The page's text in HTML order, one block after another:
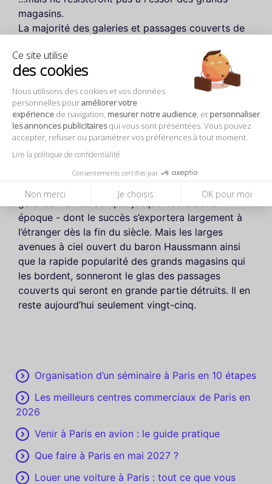
Ce site utilise
des cookies
Nous utilisons des cookies et vos données
personnelles pouraméliorer votre
expérience de navigation, mesurer notre audience , et personnaliser
les annonces publicitairesqui vous sont présentées. Vous pouvez
accepter, refuser ou paramétrer vos préférences à tout moment.
Lire la politique de confidentialité
Consentements certifiés par
Non merci Je choisis OK pour moi
magasins.
La majorité des galeries et passages couverts de
entre 1800 et 1850. Construites entre les
immeubles et couronnées de larges verrières
laissant percer la lumière du jour, les galeries
offrent aux passants un tout autre visage une fois
la nuit tombée, lorsque les devantures des
typiques échoppes à la française restent éclairées
par les lumières jaunes tamisées des gaz
d’éclairage à l’époque, des luminaires aujourd’hui.
En 1850, la capitale regorge de passages et
galeries – on en compte jusqu’à 150 à cette
époque - dont le succès s’exportera largement à
l’étranger dès la fin du siècle. Mais les larges
avenues à ciel ouvert du baron Haussmann ainsi
que la rapide popularité des grands magasins qui
les bordent, sonneront le glas des passages
couverts qui seront en grande partie détruits. Il en
reste aujourd’hui seulement vingt-cinq.
Organisation d’un séminaire à Paris en 10 étapes
Les meilleurs centres commerciaux de Paris en
2026
Venir à Paris en avion : le guide pratique
Que faire à Paris en mai 2027 ?
Louer une voiture à Paris : tout ce que vous